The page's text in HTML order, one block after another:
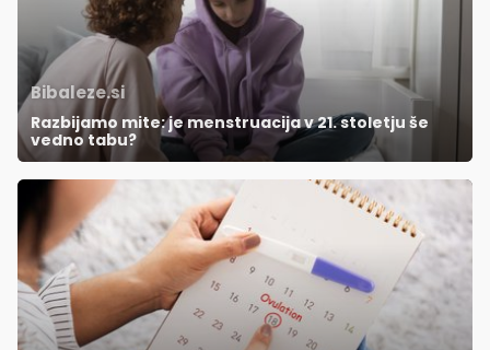
Bibaleze.si
Razbijamo mite: je menstruacija v 21. stoletju še
vedno tabu?